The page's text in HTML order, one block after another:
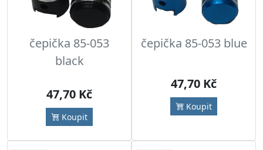
čepička 85-053
black
47,70 Kč
Koupit
čepička 85-053 blue
47,70 Kč
Koupit